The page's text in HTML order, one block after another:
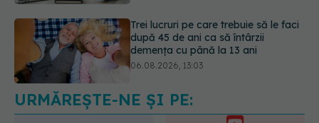
Colebil și Panzcebil, blocate
temporar în farmacii. ANMDMR
06.08.2026, 16:37
URMĂREȘTE-NE ȘI PE: